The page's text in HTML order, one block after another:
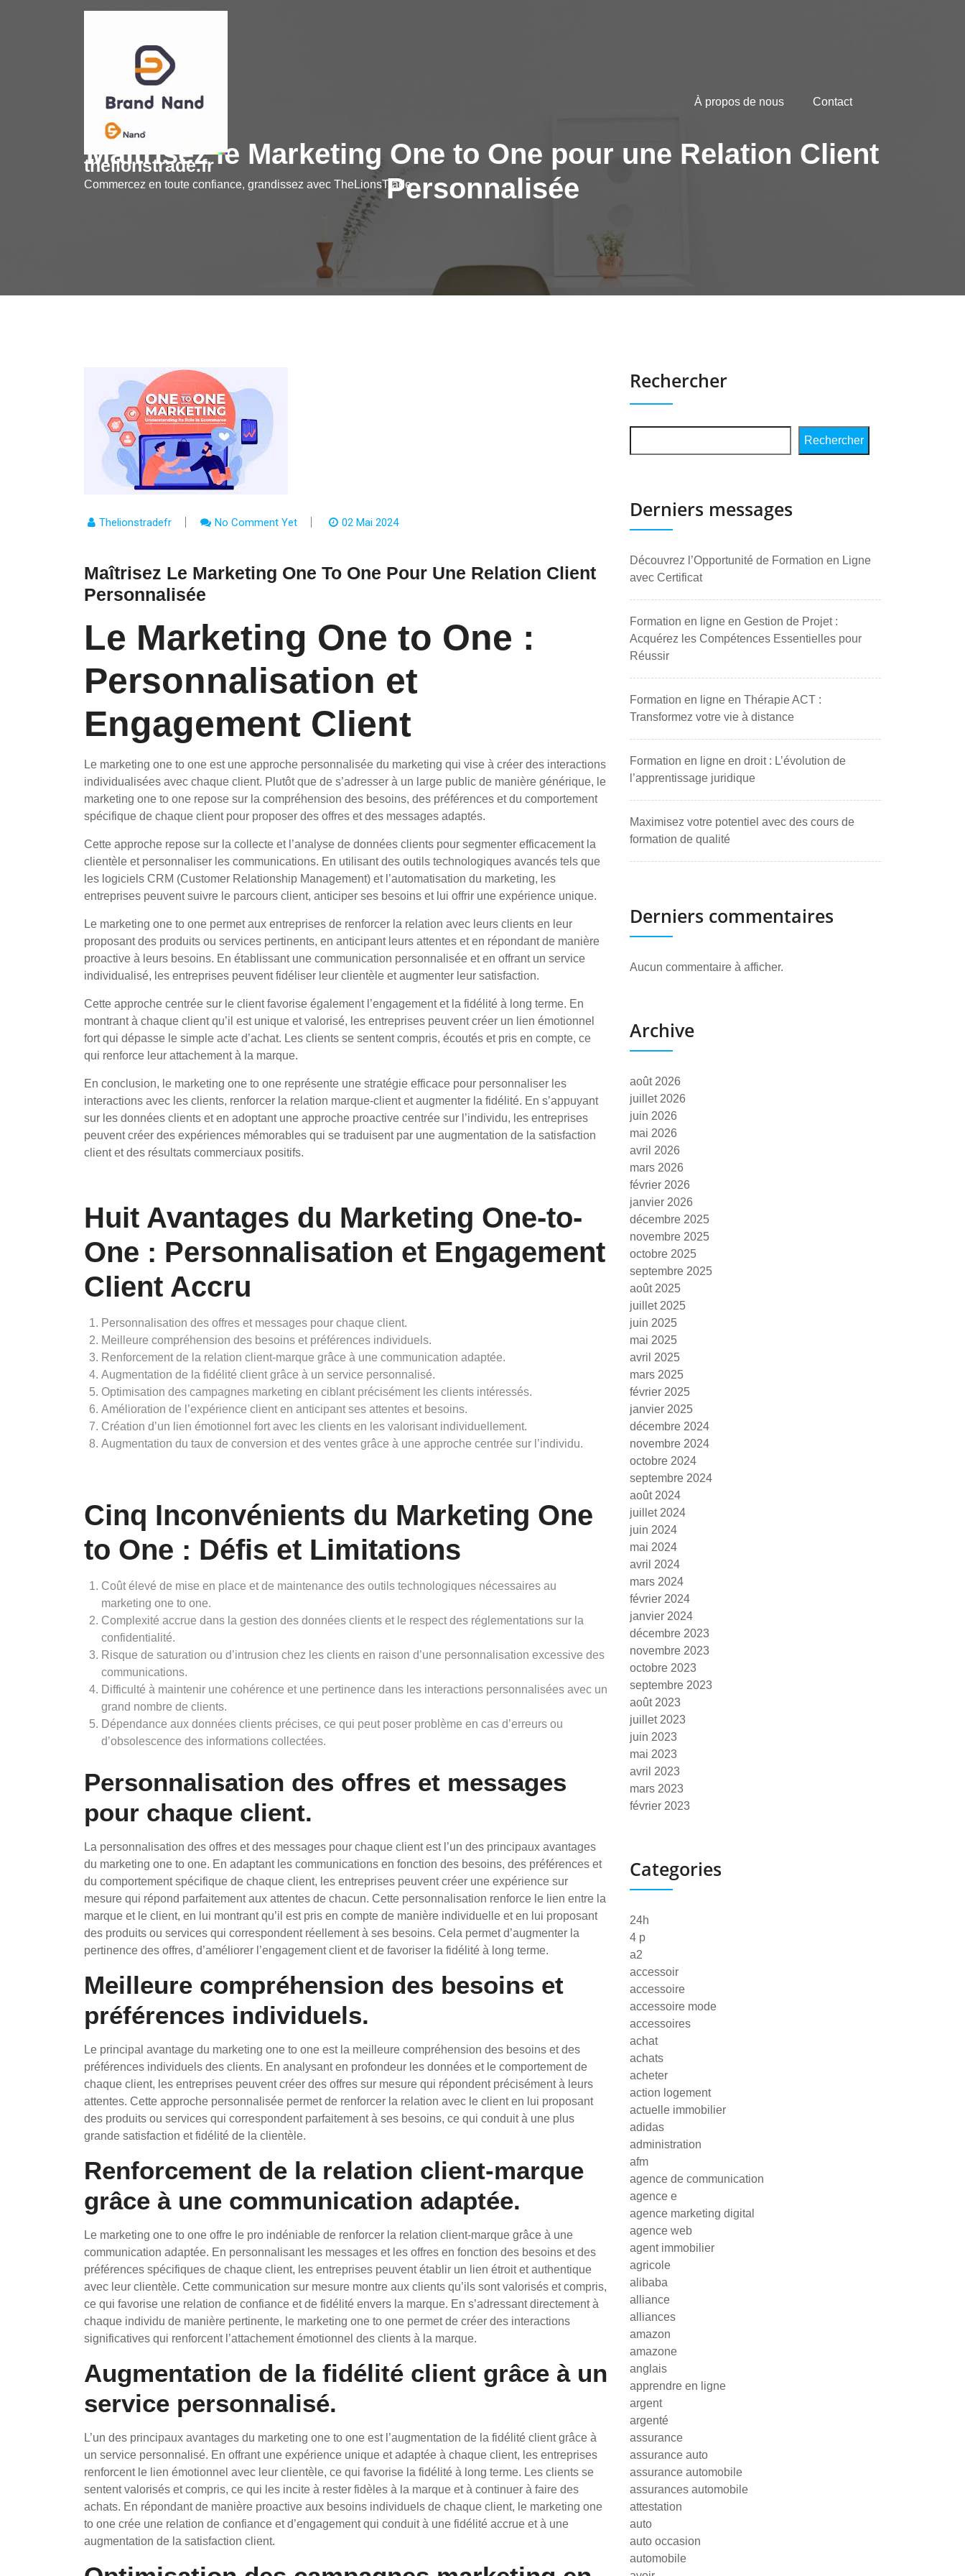
thelionstrade.fr
Commercez en toute confiance, grandissez avec TheLionsTrade
À propos de nous Contact
Maîtrisez le Marketing One to One pour une Relation Client
Personnalisée
Thelionstradefr No Comment Yet 02 Mai 2024
Maîtrisez Le Marketing One To One Pour Une Relation Client
Personnalisée
Le Marketing One to One :
Personnalisation et
Engagement Client
Le marketing one to one est une approche personnalisée du marketing qui vise à créer des interactions
individualisées avec chaque client. Plutôt que de s’adresser à un large public de manière générique, le
marketing one to one repose sur la compréhension des besoins, des préférences et du comportement
spécifique de chaque client pour proposer des offres et des messages adaptés.
Cette approche repose sur la collecte et l’analyse de données clients pour segmenter efficacement la
clientèle et personnaliser les communications. En utilisant des outils technologiques avancés tels que
les logiciels CRM (Customer Relationship Management) et l’automatisation du marketing, les
entreprises peuvent suivre le parcours client, anticiper ses besoins et lui offrir une expérience unique.
Le marketing one to one permet aux entreprises de renforcer la relation avec leurs clients en leur
proposant des produits ou services pertinents, en anticipant leurs attentes et en répondant de manière
proactive à leurs besoins. En établissant une communication personnalisée et en offrant un service
individualisé, les entreprises peuvent fidéliser leur clientèle et augmenter leur satisfaction.
Cette approche centrée sur le client favorise également l’engagement et la fidélité à long terme. En
montrant à chaque client qu’il est unique et valorisé, les entreprises peuvent créer un lien émotionnel
fort qui dépasse le simple acte d’achat. Les clients se sentent compris, écoutés et pris en compte, ce
qui renforce leur attachement à la marque.
En conclusion, le marketing one to one représente une stratégie efficace pour personnaliser les
interactions avec les clients, renforcer la relation marque-client et augmenter la fidélité. En s’appuyant
sur les données clients et en adoptant une approche proactive centrée sur l’individu, les entreprises
peuvent créer des expériences mémorables qui se traduisent par une augmentation de la satisfaction
client et des résultats commerciaux positifs.
Huit Avantages du Marketing One-to-
One : Personnalisation et Engagement
Client Accru
Personnalisation des offres et messages pour chaque client.
Meilleure compréhension des besoins et préférences individuels.
Renforcement de la relation client-marque grâce à une communication adaptée.
Augmentation de la fidélité client grâce à un service personnalisé.
Optimisation des campagnes marketing en ciblant précisément les clients intéressés.
Amélioration de l’expérience client en anticipant ses attentes et besoins.
Création d’un lien émotionnel fort avec les clients en les valorisant individuellement.
Augmentation du taux de conversion et des ventes grâce à une approche centrée sur l’individu.
Cinq Inconvénients du Marketing One
to One : Défis et Limitations
Coût élevé de mise en place et de maintenance des outils technologiques nécessaires au
marketing one to one.
Complexité accrue dans la gestion des données clients et le respect des réglementations sur la
confidentialité.
Risque de saturation ou d’intrusion chez les clients en raison d’une personnalisation excessive des
communications.
Difficulté à maintenir une cohérence et une pertinence dans les interactions personnalisées avec un
grand nombre de clients.
Dépendance aux données clients précises, ce qui peut poser problème en cas d’erreurs ou
d’obsolescence des informations collectées.
Personnalisation des offres et messages
pour chaque client.
La personnalisation des offres et des messages pour chaque client est l’un des principaux avantages
du marketing one to one. En adaptant les communications en fonction des besoins, des préférences et
du comportement spécifique de chaque client, les entreprises peuvent créer une expérience sur
mesure qui répond parfaitement aux attentes de chacun. Cette personnalisation renforce le lien entre la
marque et le client, en lui montrant qu’il est pris en compte de manière individuelle et en lui proposant
des produits ou services qui correspondent réellement à ses besoins. Cela permet d’augmenter la
pertinence des offres, d’améliorer l’engagement client et de favoriser la fidélité à long terme.
Meilleure compréhension des besoins et
préférences individuels.
Le principal avantage du marketing one to one est la meilleure compréhension des besoins et des
préférences individuels des clients. En analysant en profondeur les données et le comportement de
chaque client, les entreprises peuvent créer des offres sur mesure qui répondent précisément à leurs
attentes. Cette approche personnalisée permet de renforcer la relation avec le client en lui proposant
des produits ou services qui correspondent parfaitement à ses besoins, ce qui conduit à une plus
grande satisfaction et fidélité de la clientèle.
Renforcement de la relation client-marque
grâce à une communication adaptée.
Le marketing one to one offre le pro indéniable de renforcer la relation client-marque grâce à une
communication adaptée. En personnalisant les messages et les offres en fonction des besoins et des
préférences spécifiques de chaque client, les entreprises peuvent établir un lien étroit et authentique
avec leur clientèle. Cette communication sur mesure montre aux clients qu’ils sont valorisés et compris,
ce qui favorise une relation de confiance et de fidélité envers la marque. En s’adressant directement à
chaque individu de manière pertinente, le marketing one to one permet de créer des interactions
significatives qui renforcent l’attachement émotionnel des clients à la marque.
Augmentation de la fidélité client grâce à un
service personnalisé.
L’un des principaux avantages du marketing one to one est l’augmentation de la fidélité client grâce à
un service personnalisé. En offrant une expérience unique et adaptée à chaque client, les entreprises
renforcent le lien émotionnel avec leur clientèle, ce qui favorise la fidélité à long terme. Les clients se
sentent valorisés et compris, ce qui les incite à rester fidèles à la marque et à continuer à faire des
achats. En répondant de manière proactive aux besoins individuels de chaque client, le marketing one
to one crée une relation de confiance et d’engagement qui conduit à une fidélité accrue et à une
augmentation de la satisfaction client.
Rechercher
Rechercher
Derniers messages
Découvrez l’Opportunité de Formation en Ligne
avec Certificat
Formation en ligne en Gestion de Projet :
Acquérez les Compétences Essentielles pour
Réussir
Formation en ligne en Thérapie ACT :
Transformez votre vie à distance
Formation en ligne en droit : L’évolution de
l’apprentissage juridique
Maximisez votre potentiel avec des cours de
formation de qualité
Derniers commentaires
Aucun commentaire à afficher.
Archive
août 2026
juillet 2026
juin 2026
mai 2026
avril 2026
mars 2026
février 2026
janvier 2026
décembre 2025
novembre 2025
octobre 2025
septembre 2025
août 2025
juillet 2025
juin 2025
mai 2025
avril 2025
mars 2025
février 2025
janvier 2025
décembre 2024
novembre 2024
octobre 2024
septembre 2024
août 2024
juillet 2024
juin 2024
mai 2024
avril 2024
mars 2024
février 2024
janvier 2024
décembre 2023
novembre 2023
octobre 2023
septembre 2023
août 2023
juillet 2023
juin 2023
mai 2023
avril 2023
mars 2023
février 2023
Categories
24h
4 p
a2
accessoir
accessoire
accessoire mode
accessoires
achat
achats
acheter
action logement
actuelle immobilier
adidas
administration
afm
agence de communication
agence e
agence marketing digital
agence web
agent immobilier
agricole
alibaba
alliance
alliances
amazon
amazone
anglais
apprendre en ligne
argent
argenté
assurance
assurance auto
assurance automobile
assurances automobile
attestation
auto
auto occasion
automobile